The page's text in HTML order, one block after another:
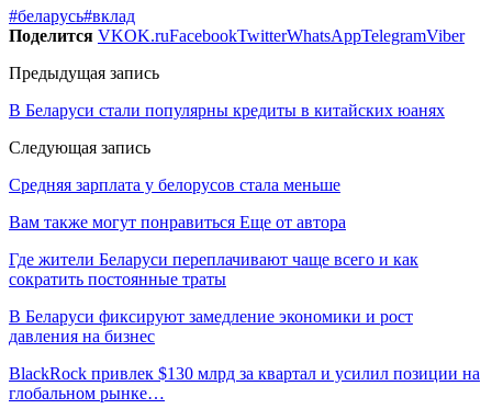
#беларусь#вклад
Поделится VKOK.ruFacebookTwitterWhatsAppTelegramViber
Предыдущая запись
В Беларуси стали популярны кредиты в китайских юанях
Следующая запись
Средняя зарплата у белорусов стала меньше
Вам также могут понравиться Еще от автора
Где жители Беларуси переплачивают чаще всего и как
сократить постоянные траты
В Беларуси фиксируют замедление экономики и рост
давления на бизнес
BlackRock привлек $130 млрд за квартал и усилил позиции на
глобальном рынке…